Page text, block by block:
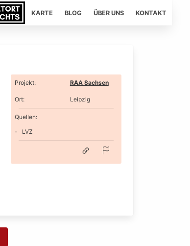
KARTE BLOG ÜBER UNS KONTAKT
Projekt: RAA Sachsen
Ort: Leipzig
Quellen:
LVZ